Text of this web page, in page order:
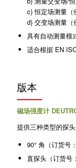
c) 恒定场测量（
d) 交变场测量（
具有自动测量模
适合根据 EN
版本
磁场强度计
提供三种类型的探头
90° 角（订货号
直探头（订货号